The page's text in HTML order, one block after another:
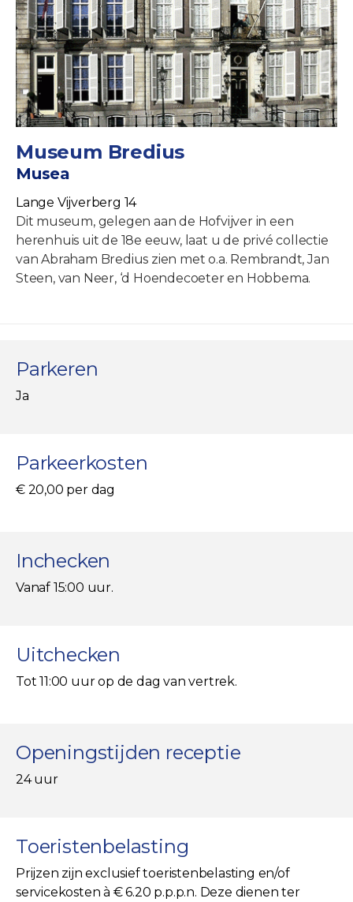
Museum Bredius
Musea
Lange Vijverberg 14
Dit museum, gelegen aan de Hofvijver in een
herenhuis uit de 18e eeuw, laat u de privé collectie
van Abraham Bredius zien met o.a. Rembrandt, Jan
Steen, van Neer, ‘d Hoendecoeter en Hobbema.
Parkeren
Ja
Parkeerkosten
€ 20,00 per dag
Inchecken
Vanaf 15:00 uur.
Uitchecken
Tot 11:00 uur op de dag van vertrek.
Openingstijden receptie
24 uur
Toeristenbelasting
Prijzen zijn exclusief toeristenbelasting en/of
servicekosten à € 6.20 p.p.p.n. Deze dienen ter